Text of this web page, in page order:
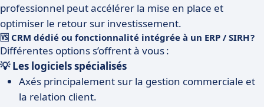
professionnel peut accélérer la mise en place et
optimiser le retour sur investissement.
🆚 CRM dédié ou fonctionnalité intégrée à un ERP / SIRH ?
Différentes options s’offrent à vous :
💡 Les logiciels spécialisés
Axés principalement sur la gestion commerciale et
la relation client.